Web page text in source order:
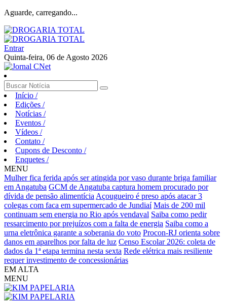
Aguarde, carregando...
Entrar
Quinta-feira, 06 de Agosto 2026
Início /
Edições /
Notícias /
Eventos /
Vídeos /
Contato /
Cupons de Desconto /
Enquetes /
MENU
Mulher fica ferida após ser atingida por vaso durante briga familiar
em Angatuba GCM de Angatuba captura homem procurado por
dívida de pensão alimentícia Açougueiro é preso após atacar 3
colegas com faca em supermercado de Jundiaí Mais de 200 mil
continuam sem energia no Rio após vendaval Saiba como pedir
ressarcimento por prejuízos com a falta de energia Saiba como a
urna eletrônica garante a soberania do voto Procon-RJ orienta sobre
danos em aparelhos por falta de luz Censo Escolar 2026: coleta de
dados da 1ª etapa termina nesta sexta Rede elétrica mais resiliente
requer investimento de concessionárias
EM ALTA
MENU